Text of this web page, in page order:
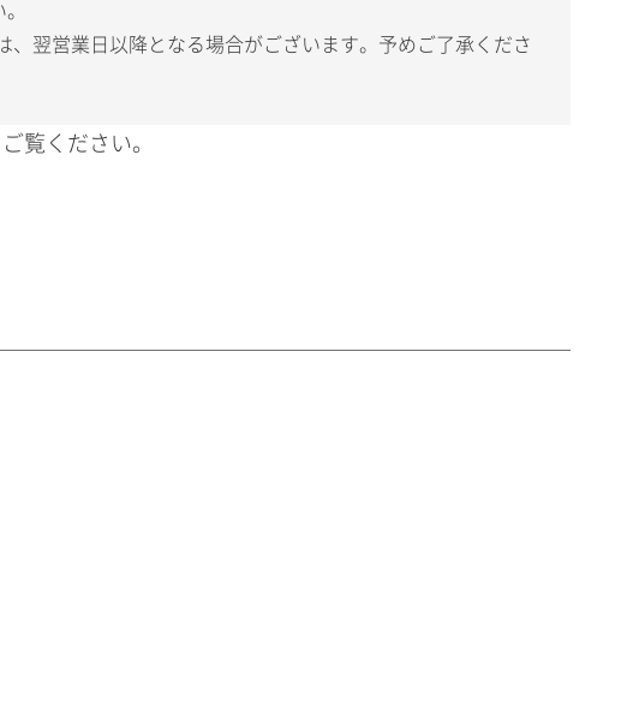
、翌営業日以降となる場合がございます。予めご了承くださ
覧ください。